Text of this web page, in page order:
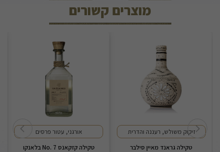
מוצרים קשורים
זיקוק משולש, רעננה והדרית
טקילה גראנד מאיין סילבר
אורגני, עטור פרסים
טקילה קזקאנס No. 7 בלאנקו